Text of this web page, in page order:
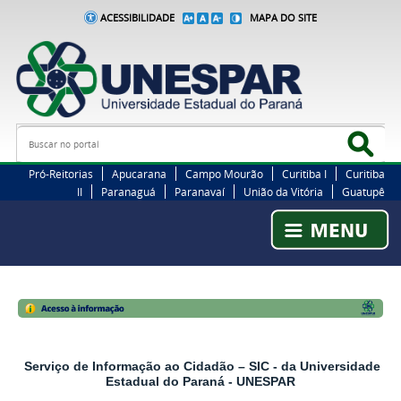
ACESSIBILIDADE MAPA DO SITE
Busca
Pró-Reitorias Apucarana Campo Mourão Curitiba I
Curitiba
II
Paranaguá Paranavaí União da Vitória Guatupê
Serviço de Informação ao Cidadão – SIC - da Universidade
Estadual do Paraná - UNESPAR